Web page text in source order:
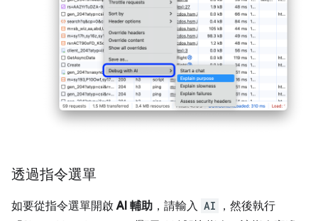
透過指令選單
如要從指令選單開啟AI 輔助 ，請輸入 AI
，然後執行